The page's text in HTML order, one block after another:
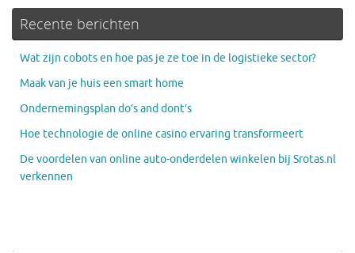
Recente berichten
Wat zijn cobots en hoe pas je ze toe in de logistieke sector?
Maak van je huis een smart home
Ondernemingsplan do’s and dont’s
Hoe technologie de online casino ervaring transformeert
De voordelen van online auto-onderdelen winkelen bij Srotas.nl
verkennen